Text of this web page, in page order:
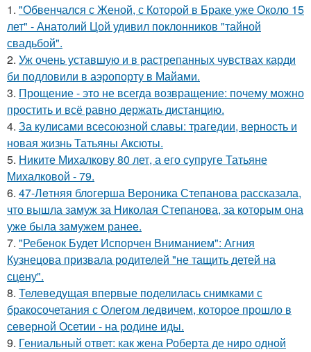
1. "Обвенчался с Женой, с Которой в Браке уже Около 15
лет" - Анатолий Цой удивил поклонников "тайной
свадьбой".
2. Уж очень уставшую и в растрепанных чувствах карди
би подловили в аэропорту в Майами.
3. Прощение - это не всегда возвращение: почему можно
простить и всё равно держать дистанцию.
4. За кулисами всесоюзной славы: трагедии, верность и
новая жизнь Татьяны Аксюты.
5. Никите Михалкову 80 лет, а его супруге Татьяне
Михалковой - 79.
6. 47-Лeтняя блoгерша Вероника Степанова рассказала,
что вышла замуж за Николая Степанова, за которым она
уже была замужем ранее.
7. "Ребенок Будет Испорчен Вниманием": Агния
Кузнецова призвала родителей "не тащить детей на
сцену".
8. Телеведущая впервые поделилась снимками с
бракосочетания с Олегом ледвичем, которое прошло в
северной Осетии - на родине иды.
9. Гениальный ответ: как жена Роберта де ниро одной